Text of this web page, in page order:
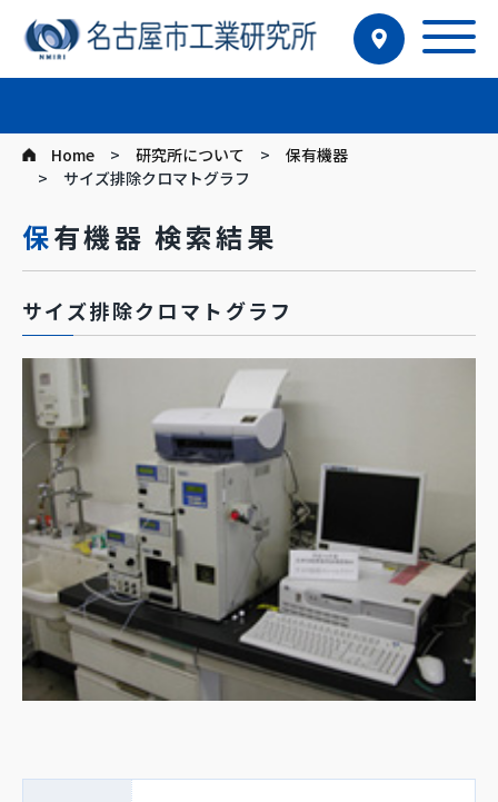
Home 研究所について
保有機器
サイズ排除クロマトグラフ
保有機器 検索結果
サイズ排除クロマトグラフ